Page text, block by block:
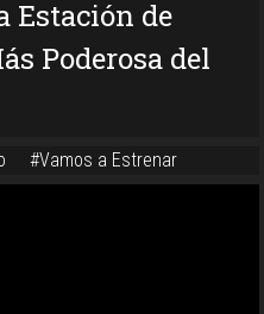
Estación de
Poderosa del
#Vamos a Estrenar